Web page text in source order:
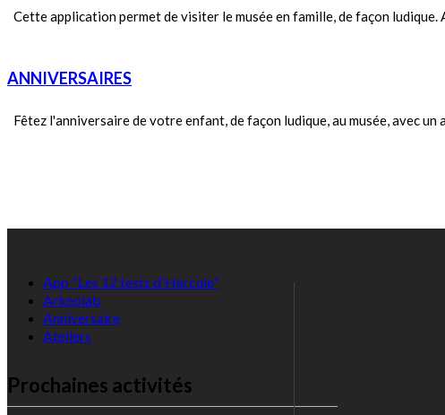
Cette application permet de visiter le musée en famille, de façon ludique.
ANNIVERSAIRES
Fêtez l'anniversaire de votre enfant, de façon ludique, au musée, avec un
App "Les 12 tests d'Hercule"
Arkeolab
Anniversaire
Ateliers
Prochaines activités